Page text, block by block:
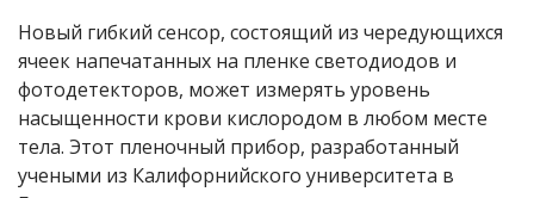
Новый гибкий сенсор, состоящий из чередующихся
ячеек напечатанных на пленке светодиодов и
фотодетекторов, может измерять уровень
насыщенности крови кислородом в любом месте
тела. Этот пленочный прибор, разработанный
учеными из Калифорнийского университета в